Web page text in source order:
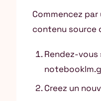
Commencez
contenu source
Rendez-vous
Creez un